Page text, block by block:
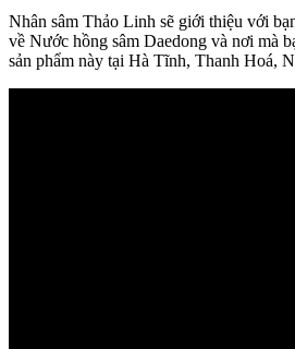
Nhân sâm Thảo Linh sẽ giới thiệu với
về Nước hồng sâm Daedong và nơi mà
sản phẩm này tại Hà Tĩnh, Thanh Hoá,